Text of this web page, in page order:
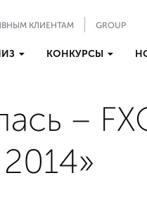
КЛИЕНТАМ GROUP
КОНКУРСЫ
–